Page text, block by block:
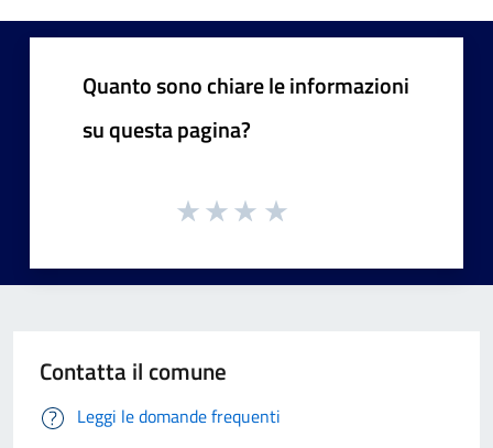
Quanto sono chiare le informazioni
su questa pagina?
Contatta il comune
Leggi le domande frequenti